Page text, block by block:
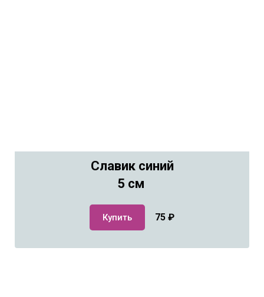
Славик синий
5 см
Купить 75 ₽